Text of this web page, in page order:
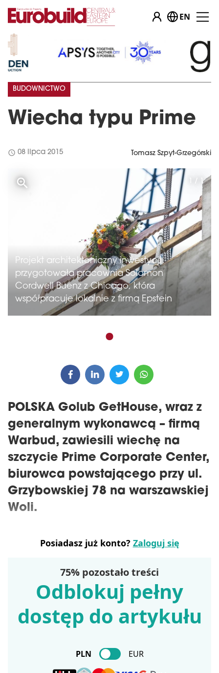
EN
Wiecha typu Prime
BUDOWNICTWO
schedule 08 lipca 2015 Tomasz Szpyt-Grzegórski
Projekt architektoniczny inwestycji
przygotowała pracownia Solomon
Cordwell Buenz z Chicago, która
współpracuje lokalnie z firmą Epstein
1 / 1
POLSKA Golub GetHouse, wraz z
generalnym wykonawcą – firmą
Warbud, zawiesili wiechę na
szczycie Prime Corporate Center,
biurowca powstającego przy ul.
Grzybowskiej 78 na warszawskiej
Woli.
Posiadasz już konto? Zaloguj się
75% pozostało treści
Odblokuj pełny
dostęp do artykułu
PLN EUR